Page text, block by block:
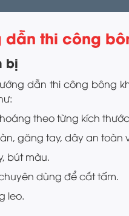
dẫn thi công
bị
dẫn thi công bông
theo từng kích
găng tay, dây an toàn
bút màu.
dùng để cắt tấm.
leo.